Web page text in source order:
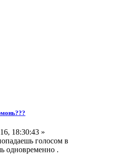
18:30:43 »
голосом в
одновременно .